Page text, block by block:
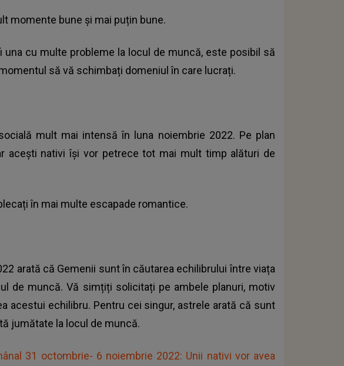
momente bune și mai puțin bune.
una cu multe probleme la locul de muncă, este posibil să
să vă schimbați domeniul în care lucrați.
mult mai intensă în luna noiembrie 2022. Pe plan
acești nativi își vor petrece tot mai mult timp alături de
în mai multe escapade romantice.
arată că Gemenii sunt în căutarea echilibrului între viața
de muncă. Vă simțiți solicitați pe ambele planuri, motiv
acestui echilibru. Pentru cei singur, astrele arată că sunt
jumătate la locul de muncă.
31 octombrie- 6 noiembrie 2022: Unii nativi vor avea